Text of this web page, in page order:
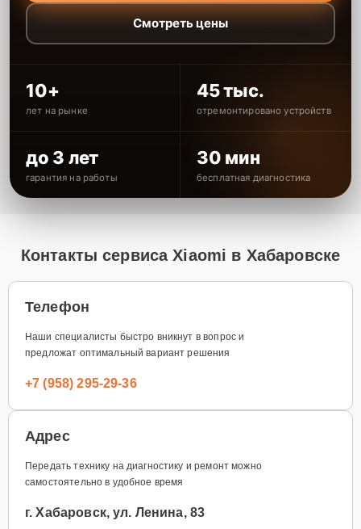
Смотреть цены
10+
лет на рынке
45 тыс.
отремонтировано устройств
до 3 лет
гарантия на работы
30 мин
бесплатная диагностика
Контакты сервиса Xiaomi в Хабаровске
Телефон
Наши специалисты быстро вникнут в вопрос и
предложат оптимальный вариант решения
+7 (958) 295-29-36
Адрес
Передать технику на диагностику и ремонт можно
самостоятельно в удобное время
г. Хабаровск, ул. Ленина, 83